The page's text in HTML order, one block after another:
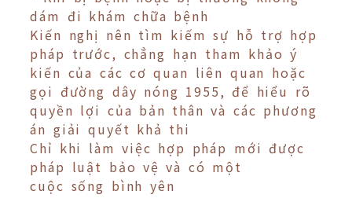
dám đi khám chữa bệnh
Kiến nghị nên tìm kiếm sự hỗ trợ hợp
pháp trước, chẳng hạn tham khảo ý
kiến của các cơ quan liên quan hoặc
gọi đường dây nóng 1955, để hiểu rõ
quyền lợi của bản thân và các phương
án giải quyết khả thi
Chỉ khi làm việc hợp pháp mới được
pháp luật bảo vệ và có một
cuộc sống bình yên